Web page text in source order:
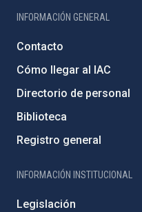
INFORMACIÓN GENERAL
Contacto
Cómo llegar al IAC
Directorio de personal
Biblioteca
Registro general
INFORMACIÓN INSTITUCIONAL
Legislación